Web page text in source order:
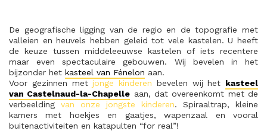
De geografische ligging van de regio en de topografie met
valleien en heuvels hebben geleid tot vele kastelen. U heeft
de keuze tussen middeleeuwse kastelen of iets recentere
maar even spectaculaire gebouwen. Wij bevelen in het
bijzonder het kasteel van Fénelon aan.
Voor gezinnen metjonge kinderen bevelen wij het kasteel
van Castelnaud-la-Chapelle aan, dat overeenkomt met de
verbeelding van onze jongste kinderen. Spiraaltrap, kleine
kamers met hoekjes en gaatjes, wapenzaal en vooral
buitenactiviteiten en katapulten “for real”!